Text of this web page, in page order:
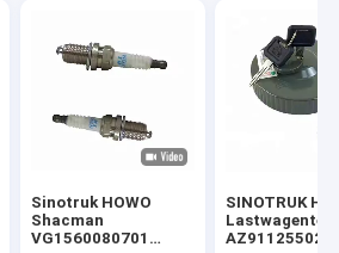
Sinotruk HOWO
Shacman
VG1560080701
SINOTRUK